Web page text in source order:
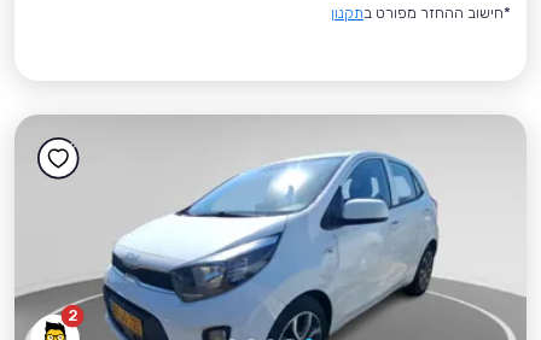
*חישוב ההחזר מפורט בתקנון
2